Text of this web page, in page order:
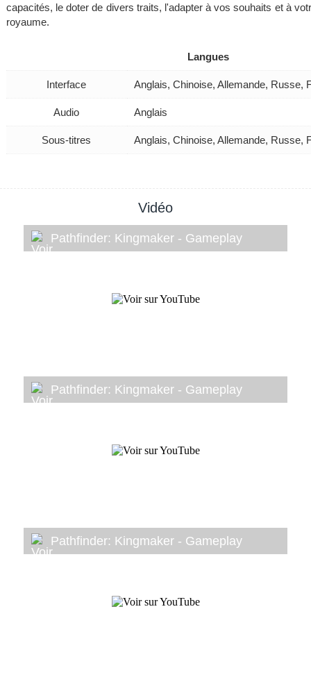
capacités, le doter de divers traits, l'adapter à vos souhaits et à
royaume.
Langues
Interface Anglais, Chinoise, Allemande, Russe,
Audio Anglais
Sous-titres Anglais, Chinoise, Allemande, Russe,
Vidéo
Pathfinder: Kingmaker - Gameplay
Pathfinder: Kingmaker - Gameplay
Pathfinder: Kingmaker - Gameplay